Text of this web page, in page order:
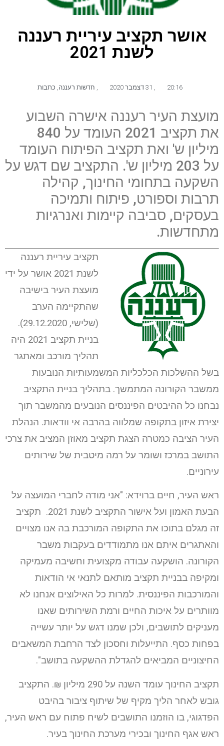
אושר תקציב עיריית רעננה
לשנת 2021
20:16 חדשות רעננה כתבות
מועצת העיר רעננה אישרה השבוע
את תקציב 2021 העומד על 840
מיליון ש' ואת תקציב הפיתוח העומד
על 203 מיליון ש'. התקציב שם דגש על
השקעה בתחומי החינוך, קהילה
תרבות וספורט, פיתוח ותמיכה
בעסקים, סביבה קיימות ואנרגיות
מתחדשות.
תקציב עיריית רעננה
לשנת 2021 אושר על ידי
מועצת העיר בישיבה
שהתקיימה הערב
(שלישי, 29.12.2020).
בניית תקציב 2021 היה
תהליך מורכב ומאתגר
בשל ההשלכות הכלכליות המשמעותיות הנובעות
ממשבר הקורונה המתמשך. בתהליך בניית התקציב
נבחנו כל ההיבטים הפיננסים הנובעים מהמשבר תוך
יצירת איזון בתקופה שמלווה בהרבה אי וודאות. הנהלת
העיר הציבה כמטרה הצגת תקציב מאוזן המציב את צרכי
התושב במרכז ושומר על רמה מיטבית של שירותים
עירוניים.
ראש העיר, חיים ברוידא: "אני מודה לחברי המועצה על
הבעת האמון ועל אישור התקציב לשנת 2021. תקציב
זה מגלם בתוכו את התקופה המורכבת בה אנו מצויים
והאתגרים איתם אנו מתמודדים בעקבות משבר
הקורונה. הושקעה עבודה מקצועית וחשיבה מעמיקה
ומקיפה בבניית תקציב מותאם לתנאי אי הודאות
והמורכבות הפיננסית. למרות כל האילוצים אנחנו לא
מוותרים על איכות החיים ורמת השירותים שאנו
מעניקים לתושבים, ולכן שמנו דגש על יותר עשייה
בפחות כסף. התייעלות וחסכון לצד הרחבת המשאבים
החיצוניים המביאים להגדלת ההשקעה בתושב".
תקציב החינוך עומד השנה על 290 מיליון ₪. התקציב
גובש לאחר הליך מקיף של שיתוף ציבור בהיבט
הפדגוגי, בו הוזמנו התושבים לשיח פתוח עם ראש העיר,
ראש אגף החינוך ובכירי מערכת החינוך בעיר.